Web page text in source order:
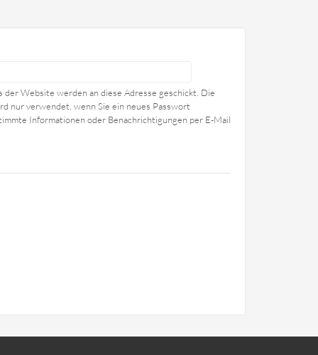
Website werden an diese Adresse geschickt. Die
nur verwendet, wenn Sie ein neues Passwort
Informationen oder Benachrichtigungen per E-Mail